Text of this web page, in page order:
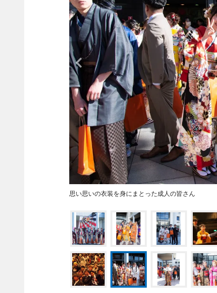
思い思いの衣装を身にまとった成人の皆さん